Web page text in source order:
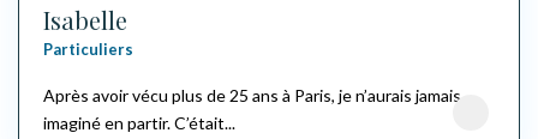
Isabelle
Particuliers
Après avoir vécu plus de 25 ans à Paris, je n’aurais jamais
imaginé en partir. C’était...